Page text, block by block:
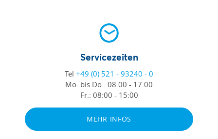
Servicezeiten
Tel +49 (0) 521 - 93240 - 0
Mo. bis Do.: 08:00 - 17:00
Fr.: 08:00 - 15:00
MEHR INFOS